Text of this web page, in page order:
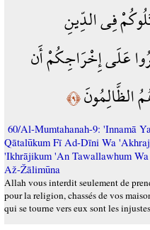
فِي الدِّينِ
عَلَى إِخْرَاجِكُمْ أَن
الظَّالِمُونَ﴿٩﴾
60/Al-Mumtahanah-9: 'Innamā
Qātalūkum Fī Ad-Dīni Wa
'Ikhrājikum 'An Tawallawhum
Až-Žālimūna
Allah vous interdit seulement de
pour la religion, chassés de vos
qui se tourne vers eux sont les